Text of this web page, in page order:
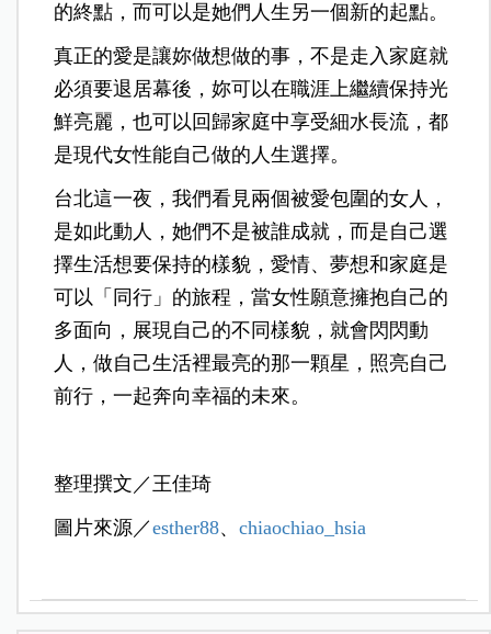
的終點，而可以是她們人生另一個新的起點。
真正的愛是讓妳做想做的事，不是走入家庭就
必須要退居幕後，妳可以在職涯上繼續保持光
鮮亮麗，也可以回歸家庭中享受細水長流，都
是現代女性能自己做的人生選擇。
台北這一夜，我們看見兩個被愛包圍的女人，
是如此動人，她們不是被誰成就，而是自己選
擇生活想要保持的樣貌，愛情、夢想和家庭是
可以「同行」的旅程，當女性願意擁抱自己的
多面向，展現自己的不同樣貌，就會閃閃動
人，做自己生活裡最亮的那一顆星，照亮自己
前行，一起奔向幸福的未來。
整理撰文／王佳琦
圖片來源／esther88、chiaochiao_hsia